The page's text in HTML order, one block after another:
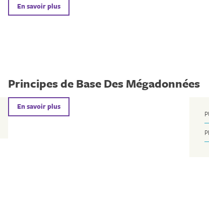
En savoir plus
Principes de Base Des Mégadonnées
En savoir plus